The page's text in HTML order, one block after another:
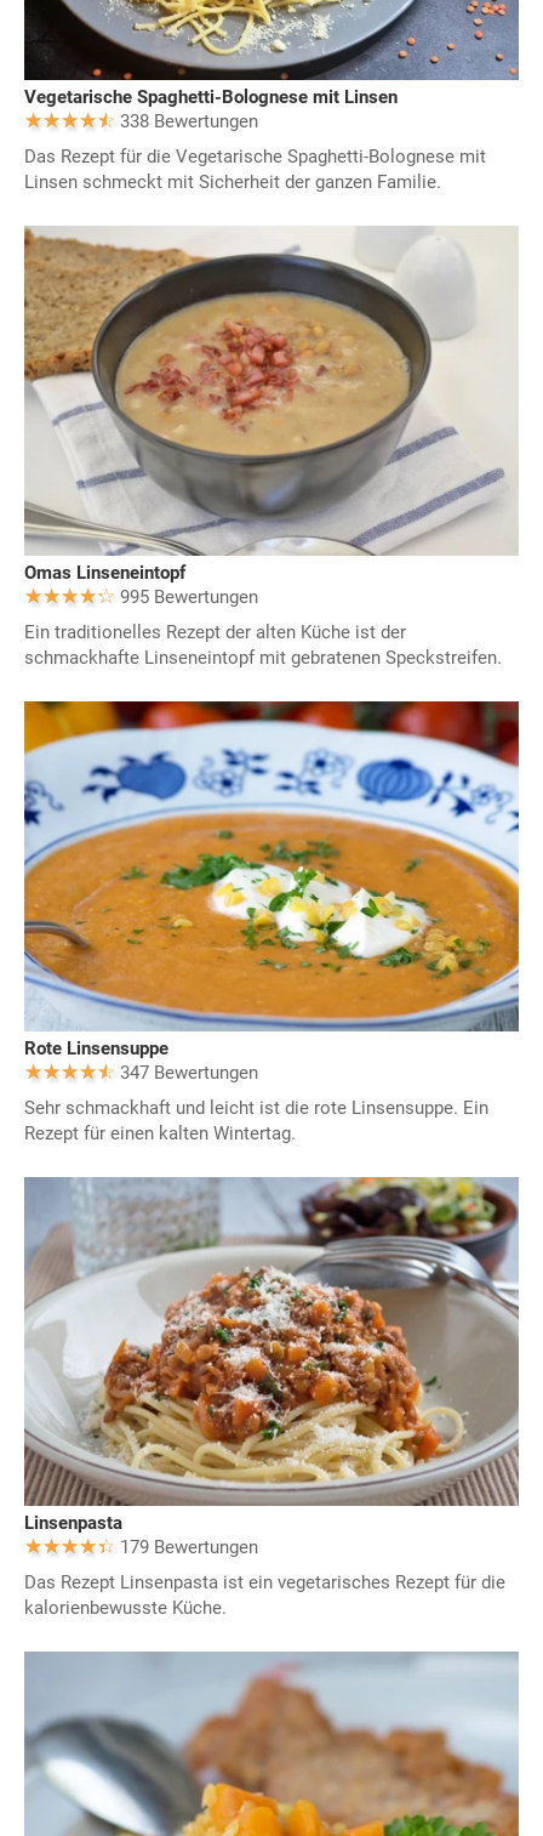
Vegetarische Spaghetti-Bolognese mit Linsen
338 Bewertungen
Das Rezept für die Vegetarische Spaghetti-Bolognese mit
Linsen schmeckt mit Sicherheit der ganzen Familie.
Omas Linseneintopf
995 Bewertungen
Ein traditionelles Rezept der alten Küche ist der
schmackhafte Linseneintopf mit gebratenen Speckstreifen.
Rote Linsensuppe
347 Bewertungen
Sehr schmackhaft und leicht ist die rote Linsensuppe. Ein
Rezept für einen kalten Wintertag.
Linsenpasta
179 Bewertungen
Das Rezept Linsenpasta ist ein vegetarisches Rezept für die
kalorienbewusste Küche.